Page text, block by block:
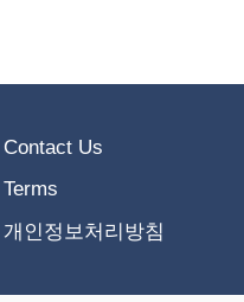
Contact Us
Terms
개인정보처리방침